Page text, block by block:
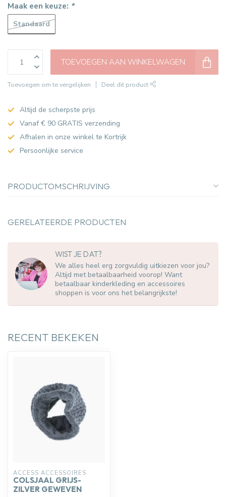
Maak een keuze: *
Standaard
TOEVOEGEN AAN WINKELWAGEN
Toevoegen om te vergelijken Deel dit product
Altijd de scherpste prijs
Vanaf € 90 GRATIS verzending
Afhalen in onze winkel te Kortrijk
Persoonlijke service
PRODUCTOMSCHRIJVING
GERELATEERDE PRODUCTEN
WIST JE DAT?
We alles heel erg zorgvuldig uitkiezen voor jou?
Altijd met betaalbaarheid voorop! Want
betaalbaar kinderkleding en accessoires
shoppen is voor ons het belangrijkste!
RECENT BEKEKEN
ACCESS ACCESSOIRES
COLSJAAL GRIJS-
ZILVER GEWEVEN